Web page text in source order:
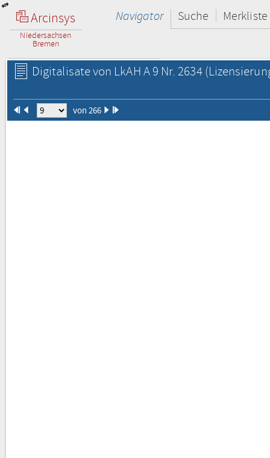
Arcinsys
Niedersachsen
Bremen
Navigator Suche Merkliste
Digitalisate von LkAH A 9 Nr. 2634
von 266